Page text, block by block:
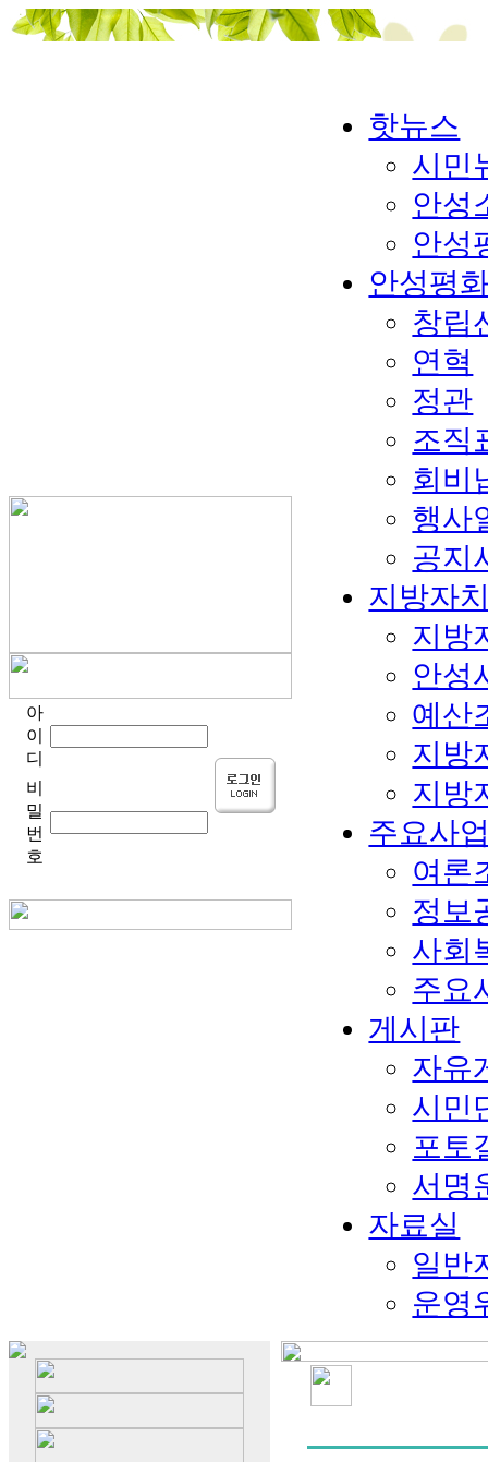
아
이
디
비
밀
번
호
핫뉴스
시민
안성
안성
안성평
창립
연혁
정관
조직
회비
행사
공지
지방자
지방
안성
예산
지방
지방
주요사
여론
정보
사회
주요
게시판
자유
시민
포토
서명
자료실
일반
운영